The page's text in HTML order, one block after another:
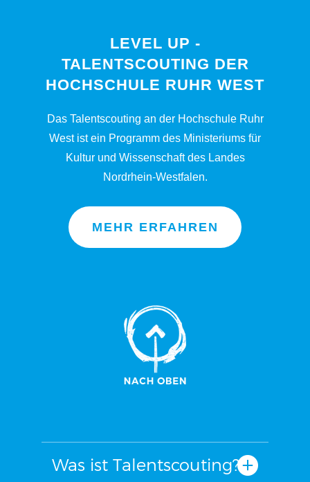
LEVEL UP -
TALENTSCOUTING DER
HOCHSCHULE RUHR WEST
Das Talentscouting an der Hochschule Ruhr
West ist ein Programm des Ministeriums für
Kultur und Wissenschaft des Landes
Nordrhein-Westfalen.
MEHR ERFAHREN
Was ist Talentscouting?